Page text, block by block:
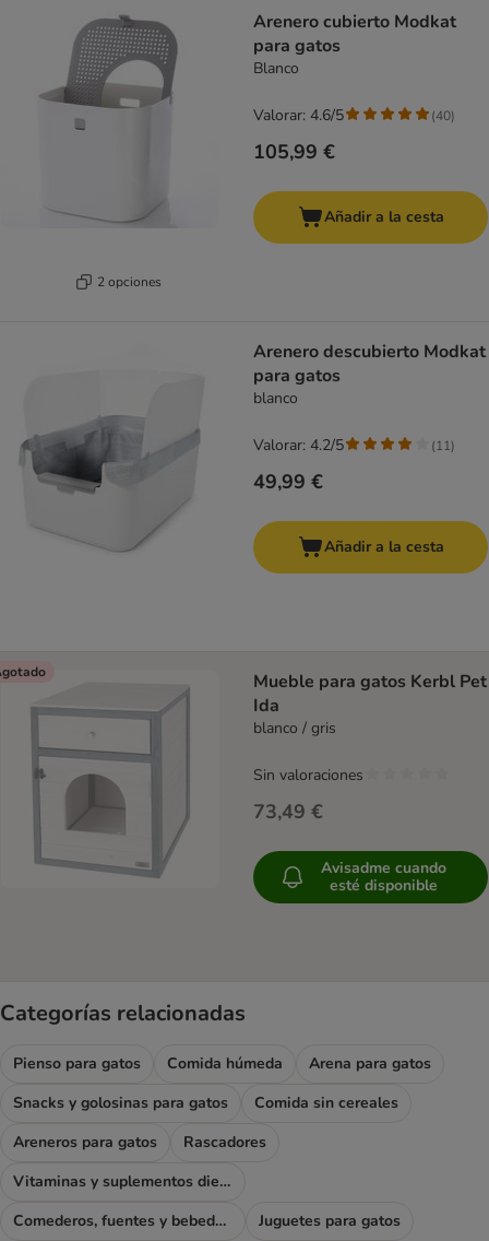
2 opciones
Arenero cubierto Modkat
para gatos
Blanco
105,99 €
Valorar: 4.6/5 (40)
Añadir a la cesta
Arenero descubierto Modkat
para gatos
blanco
49,99 €
Valorar: 4.2/5 (11)
Añadir a la cesta
Mueble para gatos Kerbl Pet
Ida
blanco / gris
73,49 €
Sin valoraciones
Avisadme cuando
esté disponible
Categorías relacionadas
Pienso para gatos Comida húmeda
Arena para gatos
Snacks y golosinas para gatos
Comida sin cereales
Areneros para gatos
Rascadores
Vitaminas y suplementos dietéticos
Comederos, fuentes y bebederos
Juguetes para gatos